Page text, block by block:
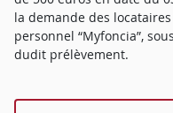
la demande des
personnel “Myfoncia”,
dudit prélèvement.